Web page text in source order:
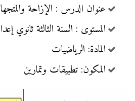
عنوان الدرس : الإزاحة
المستوى : السنة الثالثة ثانوي
المادة: الرياضيات
المكون: تطبيقات وتمارين